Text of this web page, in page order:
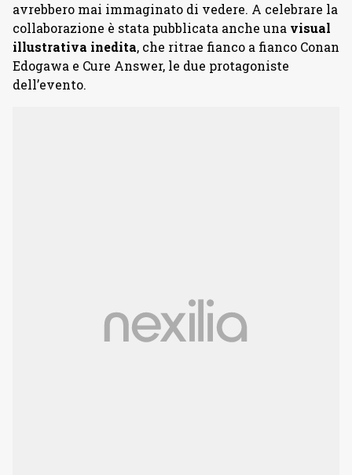
avrebbero mai immaginato di vedere. A celebrare la
collaborazione è stata pubblicata anche una visual
illustrativa inedita, che ritrae fianco a fianco Conan
Edogawa e Cure Answer, le due protagoniste
dell’evento.